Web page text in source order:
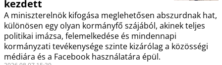
kezdett
A miniszterelnök kifogása meglehetősen abszurdnak hat,
különösen egy olyan kormányfő szájából, akinek teljes
politikai imázsa, felemelkedése és mindennapi
kormányzati tevékenysége szinte kizárólag a közösségi
médiára és a Facebook használatára épül.